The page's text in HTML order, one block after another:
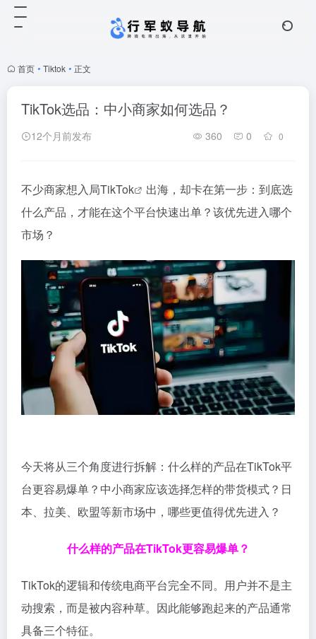
首页 • Tiktok • 正文
TikTok选品：中小商家如何选品？
12个月前发布 360 0 0
不少商家想入局TikTok
出海，却卡在第一步：到底选
什么产品，才能在这个平台快速出单？该优先进入哪个
市场？
今天将从三个角度进行拆解：什么样的产品在TikTok平
台更容易爆单？中小商家应该选择怎样的带货模式？日
本、拉美、欧盟等新市场中，哪些更值得优先进入？
什么样的产品在TikTok更容易爆单？
TikTok的逻辑和传统电商平台完全不同。用户并不是主
动搜索，而是被内容种草。因此能够跑起来的产品通常
具备三个特征。